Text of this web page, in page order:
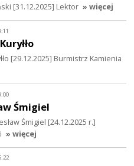
[31.12.2025] Lektor » więcej
[29.12.2025] Burmistrz Kamienia
Śmigiel
Śmigiel [24.12.2025 r.]
» więcej